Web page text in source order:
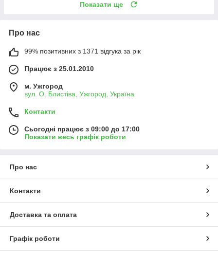
Показати ще
Про нас
99% позитивних з 1371 відгука за рік
Працює з 25.01.2010
м. Ужгород
вул. О. Блистіва, Ужгород, Україна
Контакти
Сьогодні працює з 09:00 до 17:00
Показати весь графік роботи
Про нас
Контакти
Доставка та оплата
Графік роботи